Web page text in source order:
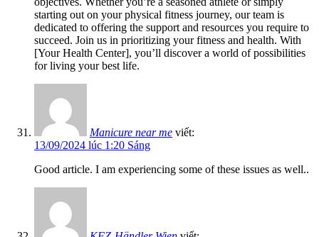
starting out on your physical fitness journey, our team is
dedicated to offering the support and resources you require to
succeed. Join us in prioritizing your fitness and health. With
[Your Health Center], you’ll discover a world of possibilities
for living your best life.
Manicure near me viết:
13/09/2024 lúc 1:20 Sáng
Good article. I am experiencing some of these issues as well..